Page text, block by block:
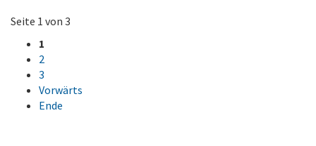
Seite 1 von 3
1
2
3
Vorwärts
Ende